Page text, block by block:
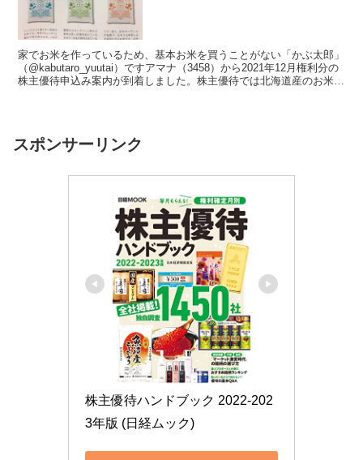
家でお米を作っているため、基本お米を買うことがない「かぶ太郎」
（@kabutaro_yuutai）ですアマナ（3458）から2021年12月権利分の
株主優待申込み案内が到着しました。株主優待では北海道産のお米が
スポンサーリンク
株主優待ハンドブック 2022-202
3年版 (日経ムック)